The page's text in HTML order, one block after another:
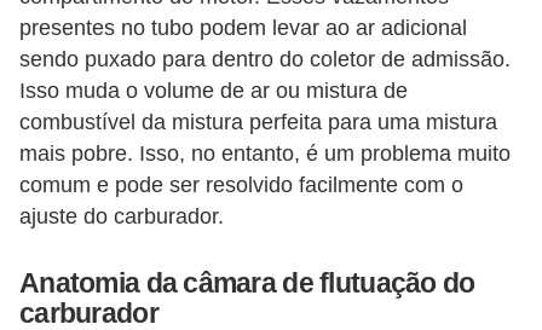
presentes no tubo podem levar ao ar adicional
sendo puxado para dentro do coletor de admissão.
Isso muda o volume de ar ou mistura de
combustível da mistura perfeita para uma mistura
mais pobre. Isso, no entanto, é um problema muito
comum e pode ser resolvido facilmente com o
ajuste do carburador.
Anatomia da câmara de flutuação do
carburador
e
a
c
e
s
s
r
i